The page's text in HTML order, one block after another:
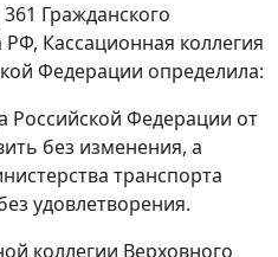
361 Гражданского
РФ, Кассационная коллегия
Федерации определила:
Российской Федерации от
без изменения, а
транспорта
удовлетворения.
коллегии Верховного